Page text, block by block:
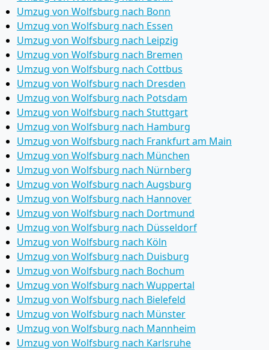
Umzug von Wolfsburg nach Bonn
Umzug von Wolfsburg nach Essen
Umzug von Wolfsburg nach Leipzig
Umzug von Wolfsburg nach Bremen
Umzug von Wolfsburg nach Cottbus
Umzug von Wolfsburg nach Dresden
Umzug von Wolfsburg nach Potsdam
Umzug von Wolfsburg nach Stuttgart
Umzug von Wolfsburg nach Hamburg
Umzug von Wolfsburg nach Frankfurt am Main
Umzug von Wolfsburg nach München
Umzug von Wolfsburg nach Nürnberg
Umzug von Wolfsburg nach Augsburg
Umzug von Wolfsburg nach Hannover
Umzug von Wolfsburg nach Dortmund
Umzug von Wolfsburg nach Düsseldorf
Umzug von Wolfsburg nach Köln
Umzug von Wolfsburg nach Duisburg
Umzug von Wolfsburg nach Bochum
Umzug von Wolfsburg nach Wuppertal
Umzug von Wolfsburg nach Bielefeld
Umzug von Wolfsburg nach Münster
Umzug von Wolfsburg nach Mannheim
Umzug von Wolfsburg nach Karlsruhe